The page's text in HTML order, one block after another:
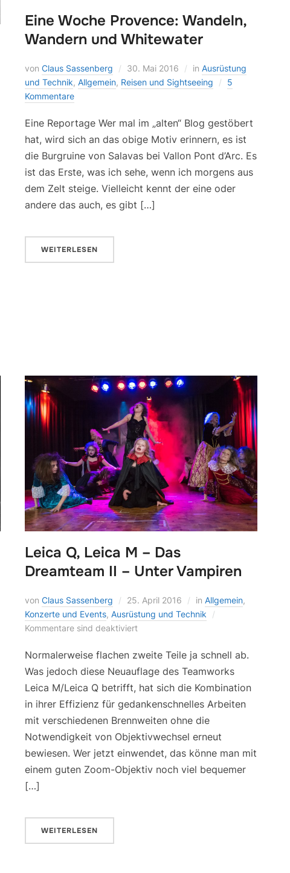
Eine Woche Provence: Wandeln,
Wandern und Whitewater
von Claus Sassenberg 30. Mai 2016 in Ausrüstung
und Technik, Allgemein, Reisen und Sightseeing
5
Kommentare
Eine Reportage Wer mal im „alten“ Blog gestöbert
hat, wird sich an das obige Motiv erinnern, es ist
die Burgruine von Salavas bei Vallon Pont d’Arc. Es
ist das Erste, was ich sehe, wenn ich morgens aus
dem Zelt steige. Vielleicht kennt der eine oder
andere das auch, es gibt […]
WEITERLESEN
Leica Q, Leica M – Das
Dreamteam II – Unter Vampiren
von Claus Sassenberg 25. April 2016 in Allgemein,
Konzerte und Events, Ausrüstung und Technik
Kommentare sind deaktiviert
Normalerweise flachen zweite Teile ja schnell ab.
Was jedoch diese Neuauflage des Teamworks
Leica M/Leica Q betrifft, hat sich die Kombination
in ihrer Effizienz für gedankenschnelles Arbeiten
mit verschiedenen Brennweiten ohne die
Notwendigkeit von Objektivwechsel erneut
bewiesen. Wer jetzt einwendet, das könne man mit
einem guten Zoom-Objektiv noch viel bequemer
[…]
WEITERLESEN